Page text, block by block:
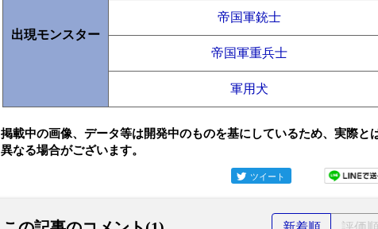
出現モンスター
帝国軍銃士
帝国軍重兵士
軍用犬
掲載中の画像、データ等は開発中のものを基にしているため、実際と
異なる場合がございます。
ツイート